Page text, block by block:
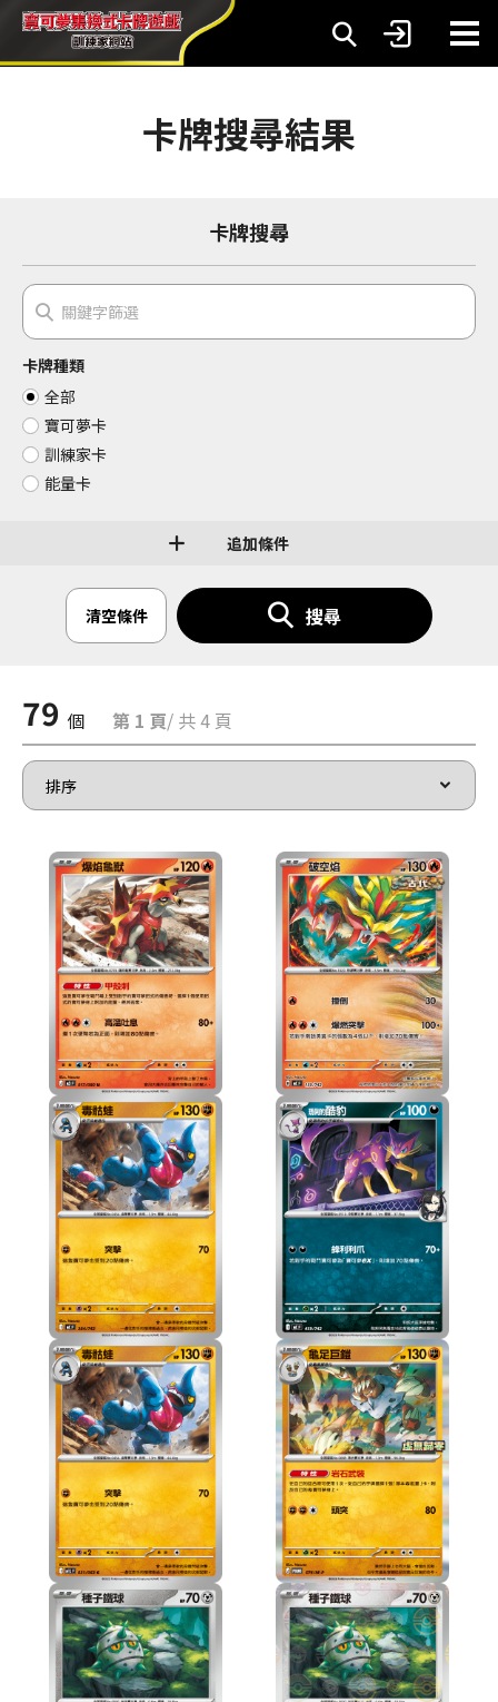
卡牌搜尋結果
卡牌搜尋
卡牌種類
全部
寶可夢卡
訓練家卡
能量卡
追加條件
清空條件 搜尋
79 個 第 1 頁/ 共 4 頁